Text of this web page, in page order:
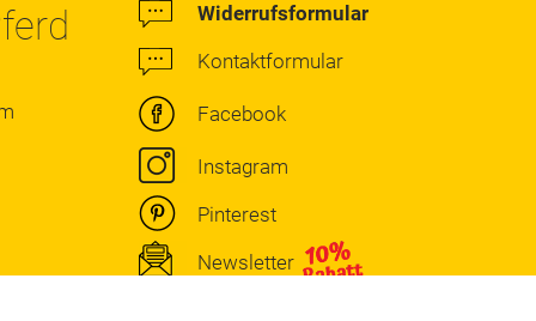
Widerrufsformular
Kontaktformular
Facebook
Instagram
Pinterest
Newsletter